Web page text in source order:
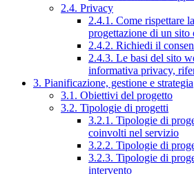
2.4. Privacy
2.4.1. Come rispettare
progettazione di un
2.4.2. Richiedi il
2.4.3. Le basi del sito
informativa privacy,
3. Pianificazione, gestione e strategia
3.1. Obiettivi del progetto
3.2. Tipologie di progetti
3.2.1. Tipologie di
coinvolti nel servizio
3.2.2. Tipologie di
3.2.3. Tipologie di
intervento